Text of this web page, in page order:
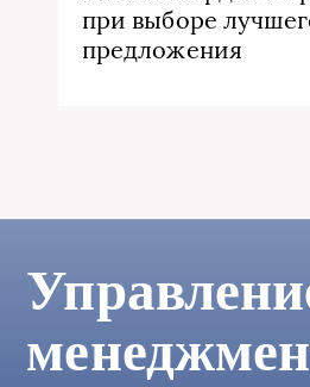
при выборе
предложения